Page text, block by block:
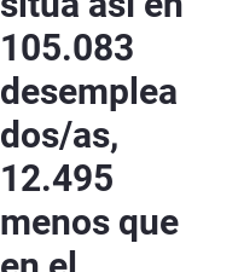
105.083
desemplea
dos/as,
12.495
menos que